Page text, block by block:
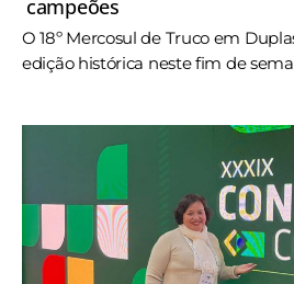
campeões
O 18º Mercosul de Truco em
edição histórica neste fim de